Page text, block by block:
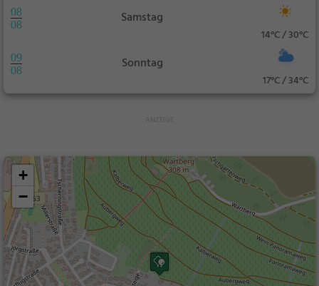
08
08
Samstag
14°C / 30°C
09
08
Sonntag
17°C / 34°C
+
−